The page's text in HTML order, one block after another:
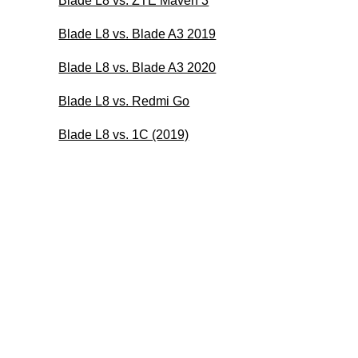
Blade L8 vs. Blade A3 2019
Blade L8 vs. Blade A3 2020
Blade L8 vs. Redmi Go
Blade L8 vs. 1C (2019)